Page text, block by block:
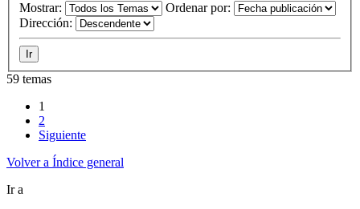
Mostrar:
Ordenar por:
Dirección:
59 temas
1
2
Siguiente
Volver a Índice general
Ir a